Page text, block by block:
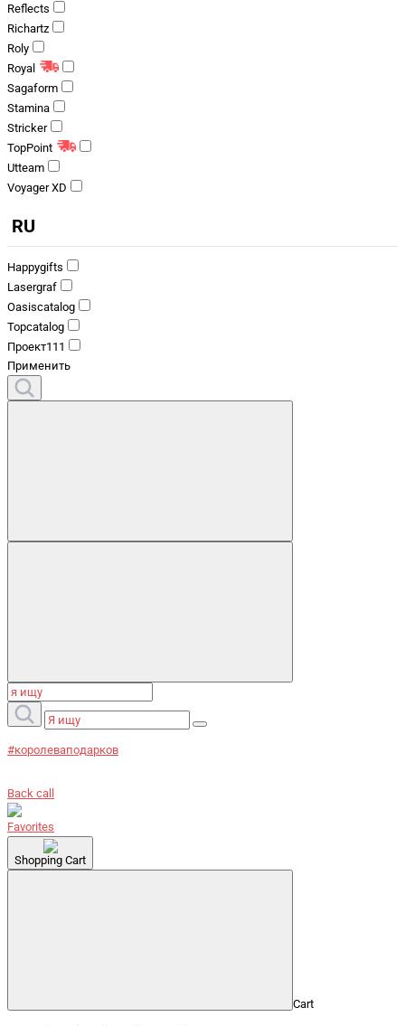
Reflects
Richartz
Roly
Royal
Sagaform
Stamina
Stricker
TopPoint
Utteam
Voyager XD
RU
Happygifts
Lasergraf
Oasiscatalog
Topcatalog
Проект111
Применить
#королеваподарков
Back call
Favorites
Shopping Cart
Cart